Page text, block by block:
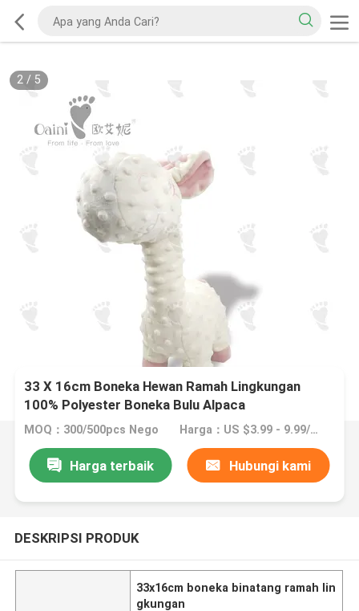
2/ 5
33 X 16cm Boneka Hewan Ramah Lingkungan
100% Polyester Boneka Bulu Alpaca
MOQ：300/500pcs Nego Harga：US $3.99 - 9.99/Piece
Harga terbaik Hubungi kami
DESKRIPSI PRODUK
33x16cm boneka binatang ramah lin
gkungan